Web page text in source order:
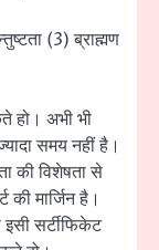
(3) ब्राह्मण
हो। अभी भी
समय नहीं है।
की विशेषता से
मार्जिन है।
सर्टीफिकेट